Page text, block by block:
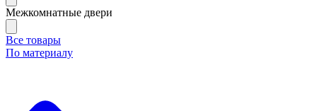
Межкомнатные двери
Все товары
По материалу